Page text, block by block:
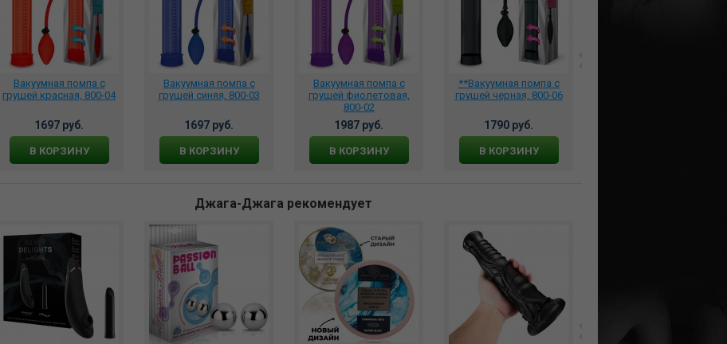
Вакуумная помпа с
грушей красная, 800-04
1697 руб.
В КОРЗИНУ
Вакуумная помпа с
грушей синяя, 800-03
1697 руб.
В КОРЗИНУ
Вакуумная помпа с
грушей фиолетовая,
800-02
1987 руб.
В КОРЗИНУ
**Вакуумная помпа с
грушей черная, 800-06
1790 руб.
В КОРЗИНУ
Джага-Джага рекомендует